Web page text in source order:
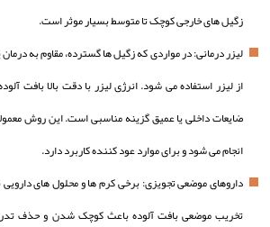
زگیل های خارجی کوچک تا متوسط بسیار موثر است.
لیزر درمانی: در مواردی که زگیل ها گسترده، مقاوم به
از لیزر استفاده می شود. انرژی لیزر با دقت بالا بافت
ضایعات داخلی یا عمیق گزینه مناسبی است. این روش
انجام می شود و برای موارد عود کننده کاربرد دارد.
داروهای موضعی تجویزی: برخی کرم ها و محلول های
تخریب موضعی بافت آلوده باعث کوچک شدن و حذف